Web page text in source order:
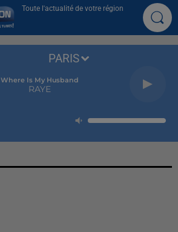
Toute l'actualité de votre région
Where Is My Husband
RAYE
PARIS